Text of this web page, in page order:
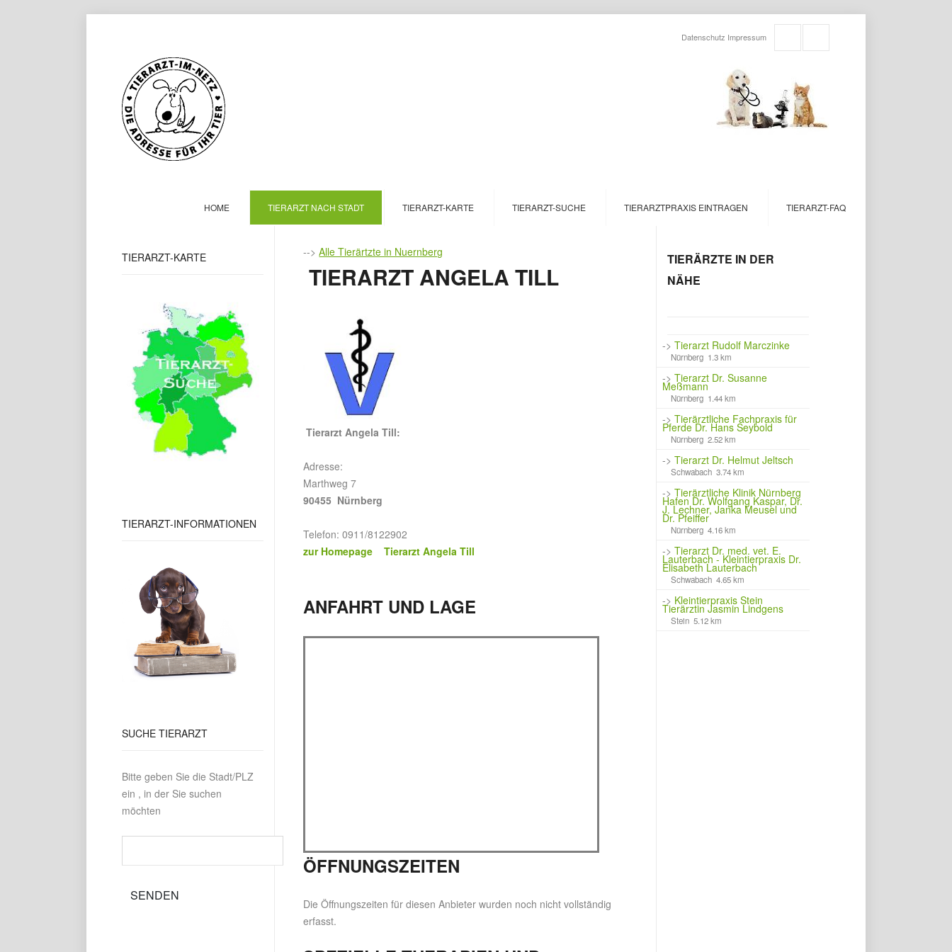
Datenschutz Impressum
HOME TIERARZT NACH STADT TIERARZT-KARTE TIERARZT-SUCHE TIERARZTPRAXIS EINTRAGEN TIERARZT-FAQ
TIERARZT-KARTE
TIERARZT-INFORMATIONEN
SUCHE TIERARZT
Bitte geben Sie die Stadt/PLZ
ein , in der Sie suchen
möchten
-->Alle Tierärtzte in Nuernberg
TIERARZT ANGELA TILL
Tierarzt Angela Till:
Adresse:
Marthweg 7
90455 Nürnberg
Telefon: 0911/8122902
zur Homepage Tierarzt Angela Till
ANFAHRT UND LAGE
ÖFFNUNGSZEITEN
Die Öffnungszeiten für diesen Anbieter wurden noch nicht vollständig
erfasst.
TIERÄRZTE IN DER
NÄHE
->Tierarzt Rudolf Marczinke
Nürnberg 1.3 km
->Tierarzt Dr. Susanne
Meßmann
Nürnberg 1.44 km
->Tierärztliche Fachpraxis für
Pferde Dr. Hans Seybold
Nürnberg 2.52 km
->Tierarzt Dr. Helmut Jeltsch
Schwabach 3.74 km
->Tierärztliche Klinik Nürnberg
Hafen Dr. Wolfgang Kaspar, Dr.
J. Lechner, Janka Meusel und
Dr. Pfeiffer
Nürnberg 4.16 km
->Tierarzt Dr. med. vet. E.
Lauterbach - Kleintierpraxis Dr.
Elisabeth Lauterbach
Schwabach 4.65 km
-> Kleintierpraxis Stein
Tierärztin Jasmin Lindgens
Stein 5.12 km